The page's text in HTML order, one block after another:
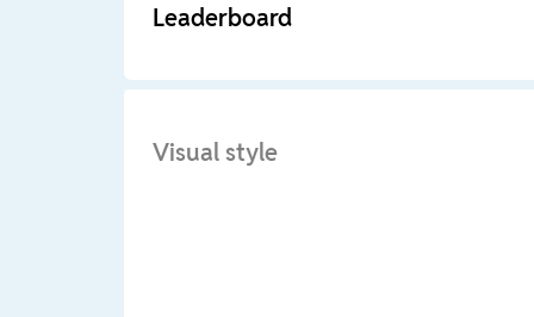
Leaderboard
Visual style